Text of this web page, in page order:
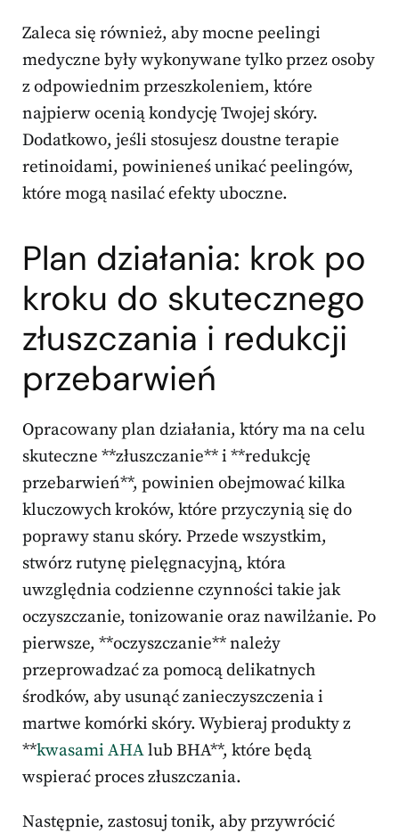
Zaleca się również, aby mocne peelingi
medyczne były wykonywane tylko przez osoby
z odpowiednim przeszkoleniem, które
najpierw ocenią kondycję Twojej skóry.
Dodatkowo, jeśli stosujesz doustne terapie
retinoidami, powinieneś unikać peelingów,
które mogą nasilać efekty uboczne.
Plan działania: krok po
kroku do skutecznego
złuszczania i redukcji
przebarwień
Opracowany plan działania, który ma na celu
skuteczne **złuszczanie** i **redukcję
przebarwień**, powinien obejmować kilka
kluczowych kroków, które przyczynią się do
poprawy stanu skóry. Przede wszystkim,
stwórz rutynę pielęgnacyjną, która
uwzględnia codzienne czynności takie jak
oczyszczanie, tonizowanie oraz nawilżanie. Po
pierwsze, **oczyszczanie** należy
przeprowadzać za pomocą delikatnych
środków, aby usunąć zanieczyszczenia i
martwe komórki skóry. Wybieraj produkty z
**kwasami AHAlub BHA**, które będą
wspierać proces złuszczania.
Następnie, zastosuj tonik, aby przywrócić